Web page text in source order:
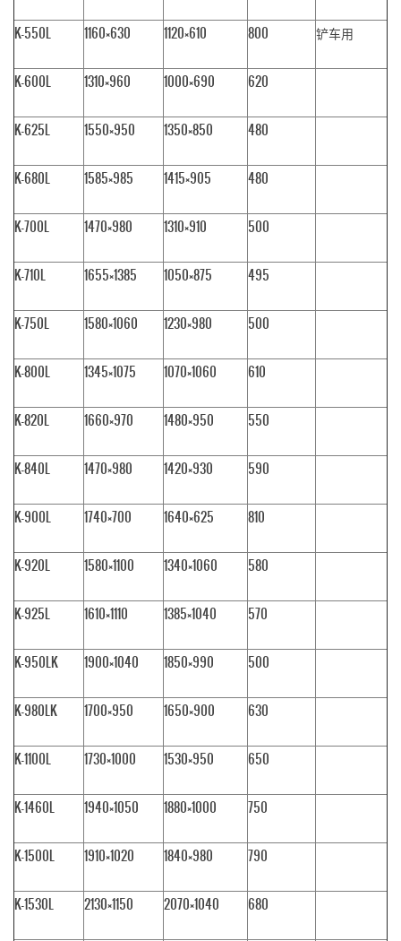
K-550L 1160×630 1120×610 800 铲车用
K-600L 1310×960 1000×690 620
K-625L 1550×950 1350×850 480
K-680L 1585×985 1415×905 480
K-700L 1470×980 1310×910 500
K-710L 1655×1385 1050×875 495
K-750L 1580×1060 1230×980 500
K-800L 1345×1075 1070×1060 610
K-820L 1660×970 1480×950 550
K-840L 1470×980 1420×930 590
K-900L 1740×700 1640×625 810
K-920L 1580×1100 1340×1060 580
K-925L 1610×1110 1385×1040 570
K-950LK 1900×1040 1850×990 500
K-980LK 1700×950 1650×900 630
K-1100L 1730×1000 1530×950 650
K-1460L 1940×1050 1880×1000 750
K-1500L 1910×1020 1840×980 790
K-1530L 2130×1150 2070×1040 680